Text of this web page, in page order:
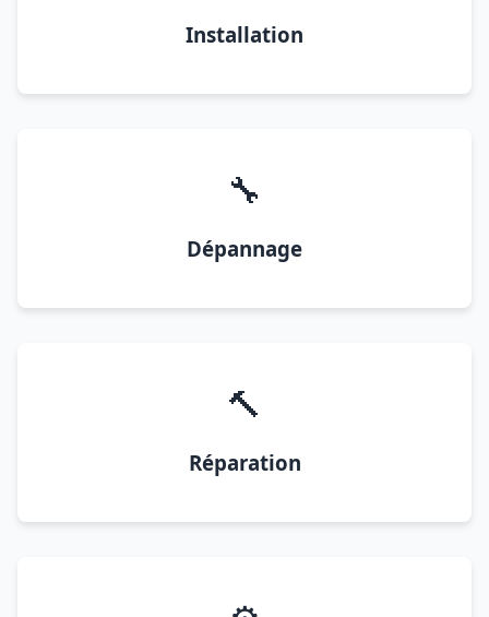
Installation
🔧
Dépannage
🔨
Réparation